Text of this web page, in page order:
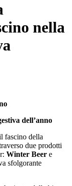
nella
dell’anno
fascino della
due prodotti
Winter Beer e
sfolgorante